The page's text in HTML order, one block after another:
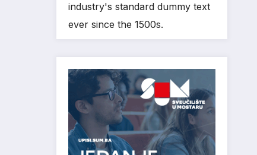
industry's standard dummy text
ever since the 1500s.